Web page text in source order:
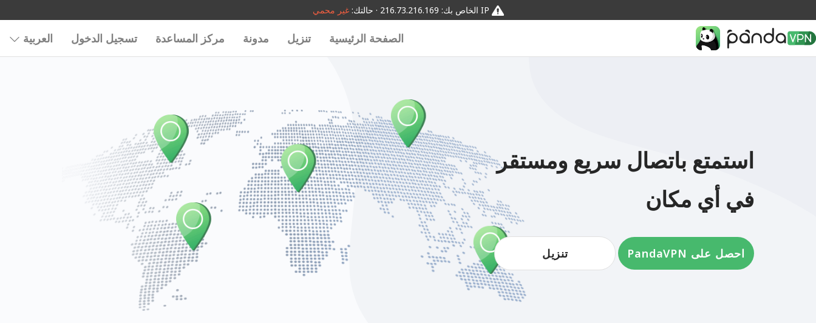
IP الخاص بك: 216.73.216.169 · حالتك: غير محمي
الصفحة الرئيسية تنزيل مدونة مركز المساعدة تسجيل الدخول العربية
استمتع باتصال سريع ومستقر
في أي مكان
احصل على PandaVPN تنزيل